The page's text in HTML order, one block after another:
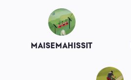
Image
MAISEMAHISSIT
Image